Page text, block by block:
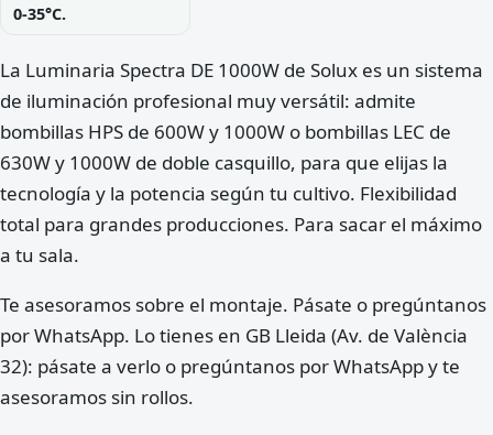
0-35°C.
La Luminaria Spectra DE 1000W de Solux es un sistema
de iluminación profesional muy versátil: admite
bombillas HPS de 600W y 1000W o bombillas LEC de
630W y 1000W de doble casquillo, para que elijas la
tecnología y la potencia según tu cultivo. Flexibilidad
total para grandes producciones. Para sacar el máximo
a tu sala.
Te asesoramos sobre el montaje. Pásate o pregúntanos
por WhatsApp. Lo tienes en GB Lleida (Av. de València
32): pásate a verlo o pregúntanos por WhatsApp y te
asesoramos sin rollos.